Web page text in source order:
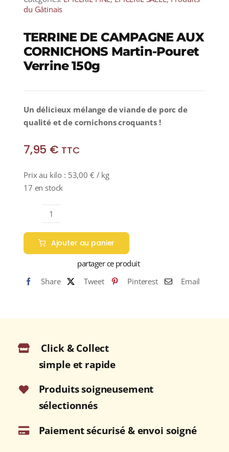
du Gâtinais
TERRINE DE CAMPAGNE AUX
CORNICHONS Martin-Pouret
Verrine 150g
Un délicieux mélange de viande de porc de
qualité et de cornichons croquants !
7,95 € TTC
Prix au kilo : 53,00 € / kg
17 en stock
quantité
de
TERRINE
DE
CAMPAGNE
AUX
Pouret
150g
Ajouter au panier
partager ce produit
Share
Tweet Pinterest Email
Click & Collect
simple et rapide
Produits soigneusement
sélectionnés
Paiement sécurisé & envoi soigné